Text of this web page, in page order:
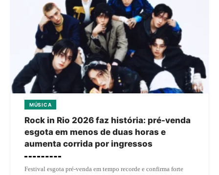
MÚSICA
Rock in Rio 2026 faz história: pré-venda
esgota em menos de duas horas e
aumenta corrida por ingressos
Festival esgota pré-venda em tempo recorde e confirma forte